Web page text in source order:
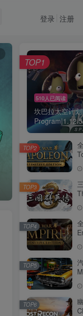
登录 注册
510人已阅读
坎巴拉太空计
TOP1
TOP2
TOP3
TOP4
TOP5
TOP6